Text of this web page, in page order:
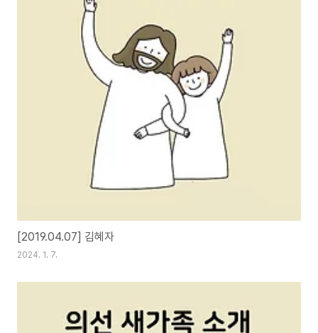
[2019.04.07] 김혜자
2024. 1. 7.